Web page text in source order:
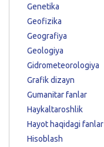
Genetika
Geofizika
Geografiya
Geologiya
Gidrometeorologiya
Grafik dizayn
Gumanitar fanlar
Haykaltaroshlik
Hayot haqidagi fanlar
Hisoblash